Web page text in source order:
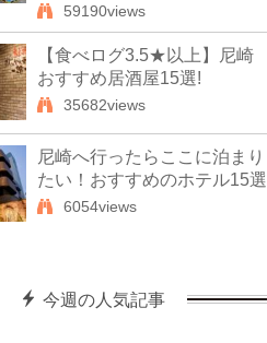
59190views
【食べログ3.5★以上】尼崎
おすすめ居酒屋15選!
35682views
尼崎へ行ったらここに泊まり
たい！おすすめのホテル15選
6054views
今週の人気記事